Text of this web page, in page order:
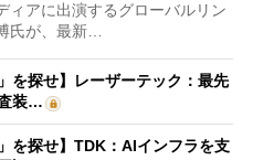
アに出演するグローバルリン
氏が、最新…
を探せ】レーザーテック：最先
装…
を探せ】TDK：AIインフラを支